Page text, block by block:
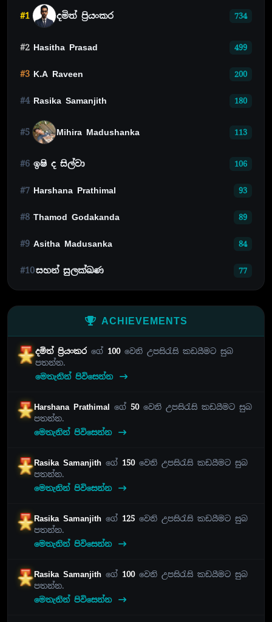
#1 දමිත් ප්‍රියංකර 734
#2 Hasitha Prasad 499
#3 K.A Raveen 200
#4 Rasika Samanjith 180
#5 Mihira Madushanka 113
#6 ඉෂි ද සිල්වා 106
#7 Harshana Prathimal 93
#8 Thamod Godakanda 89
#9 Asitha Madusanka 84
#10සහන් සුලක්ඛණ 77
ACHIEVEMENTS
දමිත් ප්‍රියංකරගේ 100වෙනි උපසිරැසි කඩයීමට සුබ
පතන්න.
මෙතැනින් පිවිසෙන්න
Harshana Prathimal ගේ 50වෙනි උපසිරැසි කඩයීමට සුබ
පතන්න.
මෙතැනින් පිවිසෙන්න
Rasika Samanjithගේ 150වෙනි උපසිරැසි කඩයීමට සුබ
පතන්න.
මෙතැනින් පිවිසෙන්න
Rasika Samanjithගේ 125 වෙනි උපසිරැසි කඩයීමට සුබ
පතන්න.
මෙතැනින් පිවිසෙන්න
Rasika Samanjithගේ 100වෙනි උපසිරැසි කඩයීමට සුබ
පතන්න.
මෙතැනින් පිවිසෙන්න